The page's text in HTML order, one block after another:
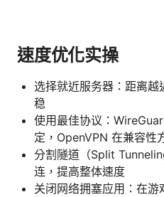
速度优化实操
选择就近服务器：距离
稳
使用最佳协议：
定，OpenVPN 在兼容性
分割隧道（Split
连，提高整体速度
关闭网络拥塞应用：在